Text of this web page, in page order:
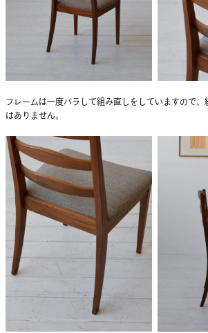
フレームは一度バラして組み直しをしていますので、
はありません。